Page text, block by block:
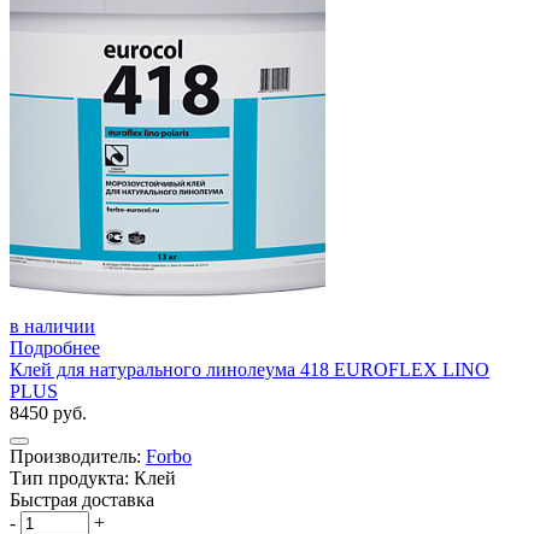
в наличии
Подробнее
Клей для натурального линолеума 418 EUROFLEX LINO
PLUS
8450 руб.
Производитель: Forbo
Тип продукта: Клей
Быстрая доставка
-
+